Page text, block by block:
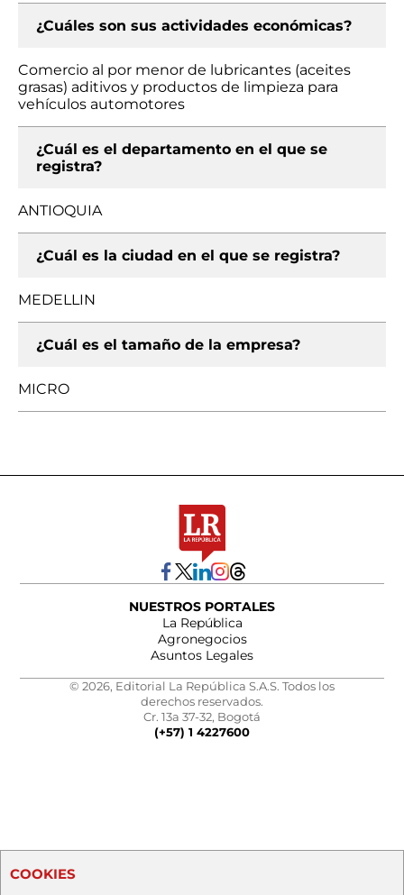
¿Cuáles son sus actividades económicas?
Comercio al por menor de lubricantes (aceites
grasas) aditivos y productos de limpieza para
vehículos automotores
¿Cuál es el departamento en el que se
registra?
ANTIOQUIA
¿Cuál es la ciudad en el que se registra?
MEDELLIN
¿Cuál es el tamaño de la empresa?
MICRO
NUESTROS PORTALES
La República
Agronegocios
Asuntos Legales
© 2026, Editorial La República S.A.S. Todos los
derechos reservados.
Cr. 13a 37-32, Bogotá
(+57) 1 4227600
COOKIES